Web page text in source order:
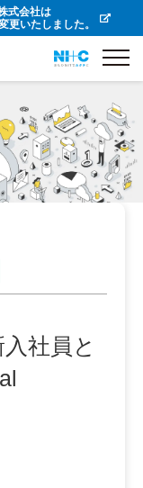
式会社は
更いたしました。
社員と